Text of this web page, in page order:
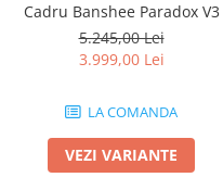
Cadru Banshee Paradox V3
5.245,00 Lei
3.999,00 Lei
LA COMANDA
VEZI VARIANTE